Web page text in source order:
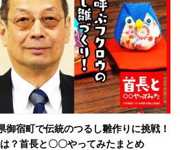
御宿町で伝統のつるし雛作りに挑戦！
？首長と〇〇やってみたまとめ